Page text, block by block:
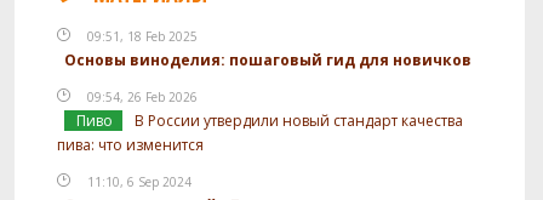
09:51, 18 Feb 2025
Основы виноделия: пошаговый гид для новичков
09:54, 26 Feb 2026
Пиво
В России утвердили новый стандарт качества
пива: что изменится
11:10, 6 Sep 2024